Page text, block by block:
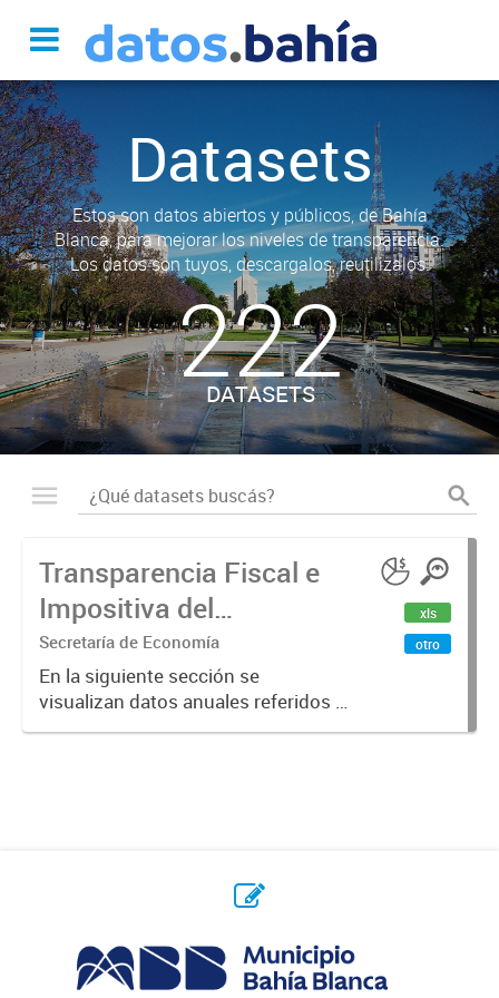
Datasets
Estos son datos abiertos y públicos, de Bahía
Blanca, para mejorar los niveles de transparencia.
Los datos son tuyos, descargalos, reutilizalos.
222
DATASETS
Transparencia Fiscal e
Impositiva del
Municipio. Año 2023
Secretaría de Economía
En la siguiente sección se
visualizan datos anuales referidos a
la transparencia fiscal e impositiva
xls
otro